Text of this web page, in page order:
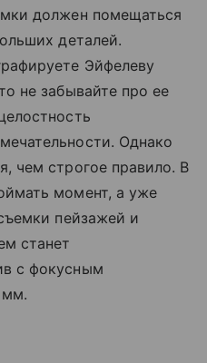
должен помещаться
деталей.
Эйфелеву
не забывайте про ее
Однако
чем строгое правило. В
момент, а уже
пейзажей и
станет
с фокусным
мм.